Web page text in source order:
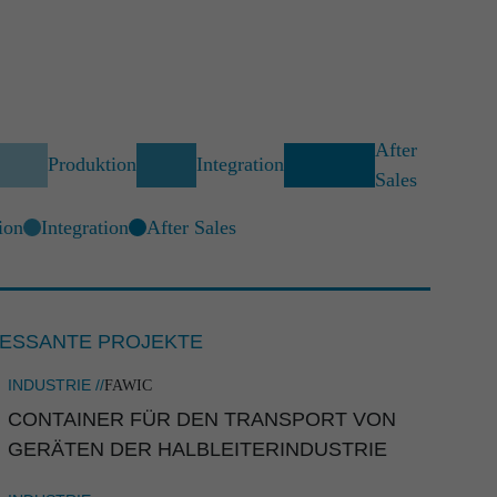
Produktion Integration
After
Sales
Integration After Sales
PROJEKTE
INDUSTRIE //FAWIC
CONTAINER FÜR DEN TRANSPORT VON
GERÄTEN DER HALBLEI­TER­IN­DUS­TRIE
@rst-rostock.de